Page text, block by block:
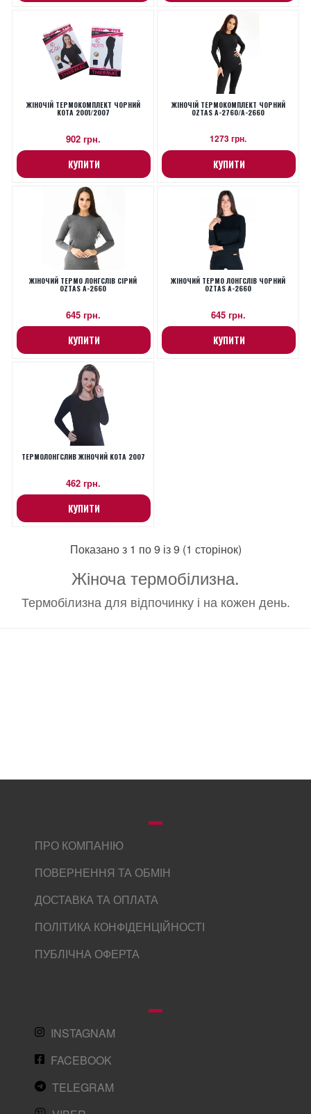
ЖІНОЧІЙ ТЕРМОКОМПЛЕКТ ЧОРНИЙ
KOTA 2001/2007
902 грн.
КУПИТИ
ЖІНОЧІЙ ТЕРМОКОМПЛЕКТ ЧОРНИЙ
OZTAS A-2760/A-2660
1273 грн.
КУПИТИ
ЖІНОЧИЙ ТЕРМО ЛОНГСЛІВ СІРИЙ
OZTAS A-2660
645 грн.
КУПИТИ
ЖІНОЧИЙ ТЕРМО ЛОНГСЛІВ ЧОРНИЙ
OZTAS A-2660
645 грн.
КУПИТИ
ТЕРМОЛОНГСЛИВ ЖІНОЧИЙ KOTA 2007
462 грн.
КУПИТИ
Показано з 1 по 9 із 9 (1 сторінок)
Жіноча термобілизна.
Термобілизна для відпочинку і на кожен день.
ПРО КОМПАНІЮ
ПОВЕРНЕННЯ ТА ОБМІН
ДОСТАВКА ТА ОПЛАТА
ПОЛІТИКА КОНФІДЕНЦІЙНОСТІ
ПУБЛІЧНА ОФЕРТА
INSTAGNAM
FACEBOOK
TELEGRAM